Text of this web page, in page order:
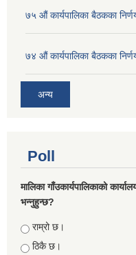
७५ औं कार्यपालिका बैठकका
७४ औं कार्यपालिका बैठकका
अन्य
Poll
मालिका गाँउकार्यपालिकाको
भन्नुहुन्छ?
Choices
राम्रो छ।
ठिकै छ।